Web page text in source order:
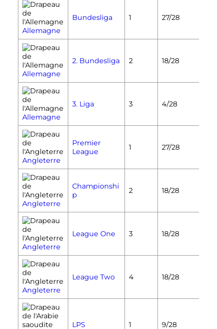
Allemagne
Bundesliga 1 27/28
Allemagne
2. Bundesliga 2 18/28
Allemagne
3. Liga 3 4/28
Angleterre
Premier
League
1 27/28
Angleterre
Championshi
p
2 18/28
Angleterre
League One 3 18/28
Angleterre
League Two 4 18/28
LPS 1 9/28